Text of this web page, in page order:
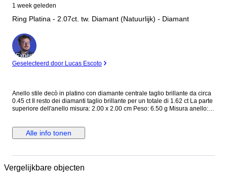
1 week geleden
Ring Platina - 2.07ct. tw. Diamant (Natuurlijk) - Diamant
Expert
Geselecteerd door Lucas Escoto
Anello stile decò in platino con diamante centrale taglio brillante da circa
0.45 ct Il resto dei diamanti taglio brillante per un totale di 1.62 ct La parte
superiore dell'anello misura: 2.00 x 2.00 cm Peso: 6.50 g Misura anello:
tenere conto dell'IVA e dei dazi doganali che devono pagare. Dogana e
tasse: il tuo paese di residenza potrebbe imporre dazi doganali e tasse
paese di residenza se sono applicabili tasse o dazi d'importazione. Non
l'importazione di gioielli nel vostro paese di residenza Campanile Gioielli
Alle info tonen
Vergelijkbare objecten